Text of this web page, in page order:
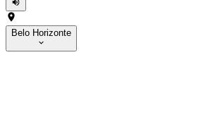
Belo Horizonte